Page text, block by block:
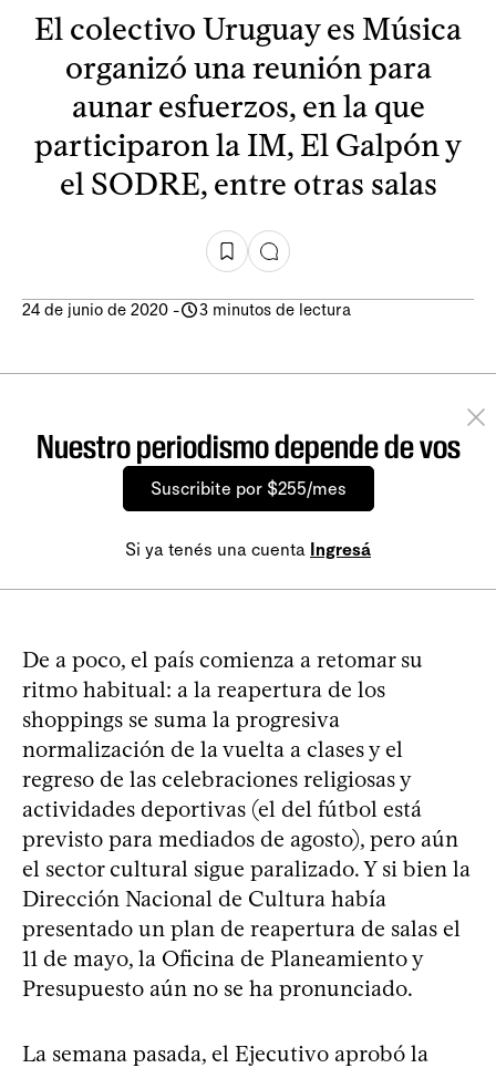
El colectivo Uruguay es Música
organizó una reunión para
aunar esfuerzos, en la que
participaron la IM, El Galpón y
el SODRE, entre otras salas
24 de junio de 2020 - 3 minutos de lectura
Nuestro periodismo depende de vos
Suscribite por $255/mes
Si ya tenés una cuenta Ingresá
De a poco, el país comienza a retomar su
ritmo habitual: a la reapertura de los
shoppings se suma la progresiva
normalización de la vuelta a clases y el
regreso de las celebraciones religiosas y
actividades deportivas (el del fútbol está
previsto para mediados de agosto), pero aún
el sector cultural sigue paralizado. Y si bien la
Dirección Nacional de Cultura había
presentado un plan de reapertura de salas el
11 de mayo, la Oficina de Planeamiento y
Presupuesto aún no se ha pronunciado.
La semana pasada, el Ejecutivo aprobó la